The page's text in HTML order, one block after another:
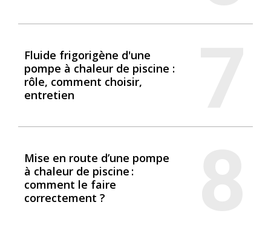
Fluide frigorigène d'une
pompe à chaleur de piscine :
rôle, comment choisir,
entretien
Mise en route d’une pompe
à chaleur de piscine :
comment le faire
correctement ?